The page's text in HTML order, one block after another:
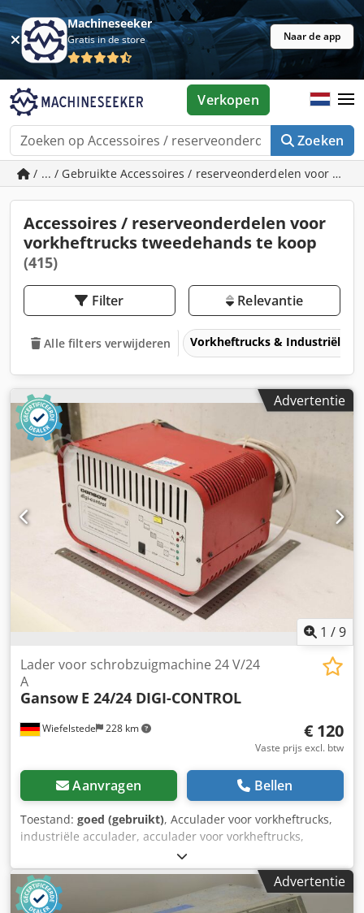
Machineseeker
Gratis in de store Naar de app
Zoeken
Verkopen
/ ... / Gebruikte Accessoires / reserveonderdelen voor
Accessoires / reserveonderdelen voor
vorkheftrucks tweedehands te koop
(415)
Filter Relevantie
Alle filters verwijderen Vorkheftrucks & Industriële
Advertentie
1 /9
Wiefelstede 228 km
Lader voor schrobzuigmachine 24 V/24
A
Gansow E 24/24 DIGI-CONTROL
€ 120
Vaste prijs excl. btw
Aanvragen Bellen
Toestand: goed (gebruikt), Acculader voor vorkheftrucks,
industriële acculader, acculader voor vorkheftrucks,
industriële acculader, acculader voor schrobzuigmachines
-Fabrikant: Gansow, acculader voor schrobzuigmachines -
Type: E 24/24 DIGI-CONTROL -Ingangsspanning: 230 V 50
Hz -Vermogen: 24 V / 24 A -Afmetingen: 340/250/H225 mm
Advertentie